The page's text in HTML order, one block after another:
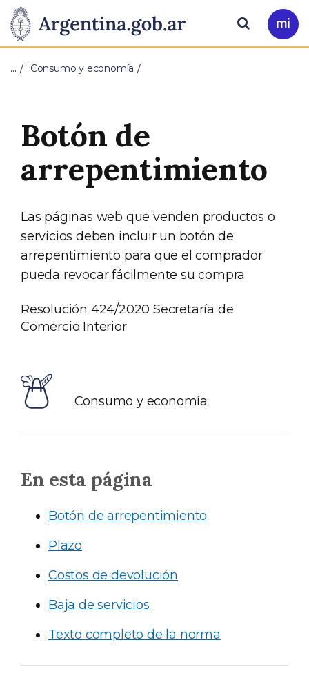
Presidencia
de
Nación
Pasar al contenido principal
Ir
a
Buscar
… Consumo y economía
Botón de
arrepentimiento
Las páginas web que venden productos o
servicios deben incluir un botón de
arrepentimiento para que el comprador
pueda revocar fácilmente su compra
Resolución 424/2020 Secretaría de
Comercio Interior
Consumo y economía
En esta página
Botón de arrepentimiento
Plazo
Costos de devolución
Baja de servicios
Texto completo de la norma